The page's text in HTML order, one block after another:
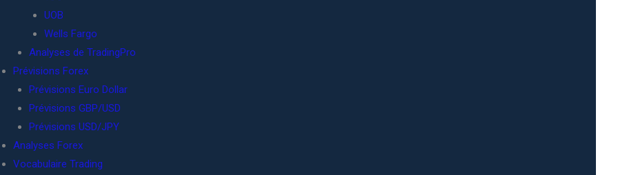
UOB
Wells Fargo
Analyses de TradingPro
Prévisions Forex
Prévisions Euro Dollar
Prévisions GBP/USD
Prévisions USD/JPY
Analyses Forex
Vocabulaire Trading